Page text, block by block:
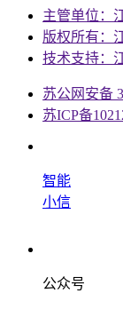
主管单位：
版权所有：
技术支持：
苏公网安备
苏ICP备
智能
小信
公众号